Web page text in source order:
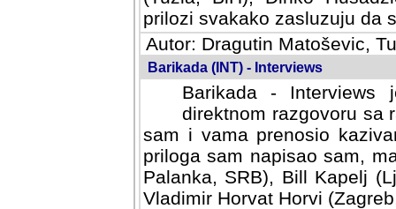
prilozi svakako zasluzuju da
Autor: Dragutin Matoševic,
Barikada (INT) - Interviews
Barikada -
direktnom razgovoru sa
sam i vama prenosio
priloga sam napisao sam,
Palanka, SRB), Bill Kapelj
Vladimir Horvat Horvi